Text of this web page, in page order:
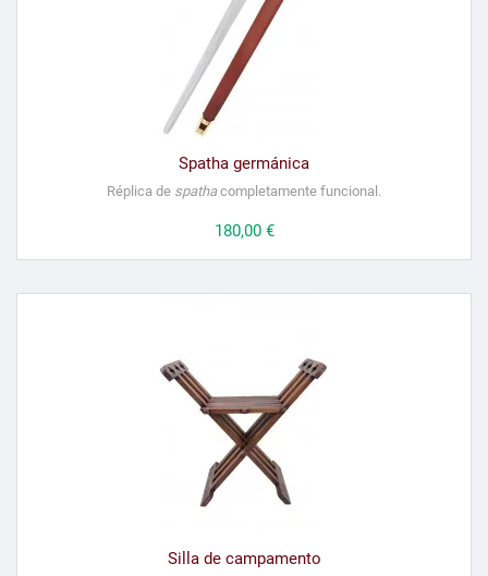
Spatha germánica
Réplica de spathacompletamente funcional.
Precio
180,00 €
Silla de campamento